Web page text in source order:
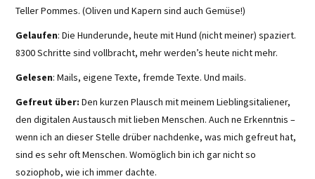
Teller Pommes. (Oliven und Kapern sind auch Gemüse!)
Gelaufen: Die Hunderunde, heute mit Hund (nicht meiner) spaziert.
8300 Schritte sind vollbracht, mehr werden’s heute nicht mehr.
Gelesen: Mails, eigene Texte, fremde Texte. Und mails.
Gefreut über: Den kurzen Plausch mit meinem Lieblingsitaliener,
den digitalen Austausch mit lieben Menschen. Auch ne Erkenntnis –
wenn ich an dieser Stelle drüber nachdenke, was mich gefreut hat,
sind es sehr oft Menschen. Womöglich bin ich gar nicht so
soziophob, wie ich immer dachte.